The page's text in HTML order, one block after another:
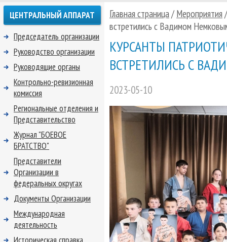
Главная страница/ Мероприятия
встретились с Вадимом
КУРСАНТЫ
ВСТРЕТИЛИСЬ С
2023-05-10
ЦЕНТРАЛЬНЫЙ АППАРАТ
Председатель организации
Руководство организации
Руководящие органы
Контрольно-ревизионная
комиссия
Региональные отделения и
Представительство
Журнал "БОЕВОЕ
БРАТСТВО"
Представители
Организации в
федеральных округах
Документы Организации
Международная
деятельность